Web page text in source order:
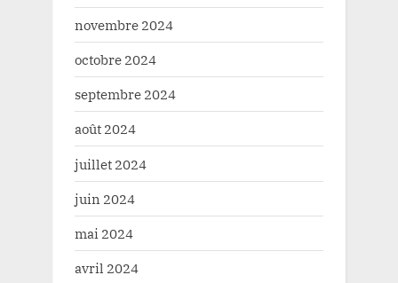
novembre 2024
octobre 2024
septembre 2024
août 2024
juillet 2024
juin 2024
mai 2024
avril 2024